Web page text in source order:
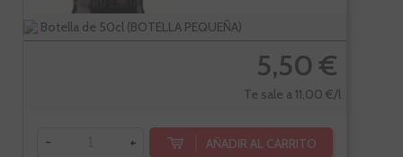
Botella de 50cl (BOTELLA PEQUEÑA)
5,50 €
Te sale a 11,00 €/l
- + AÑADIR AL CARRITO